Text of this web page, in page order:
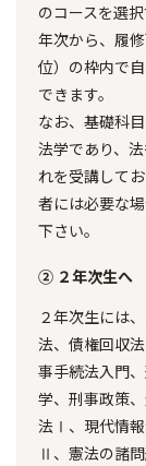
のコースを選
年次から、履
位）の枠内で
できます。
なお、基礎科
法学であり、
れを受講して
者には必要な
下さい。
② ２年次生へ
２年次生には
法、債権回収
事手続法入門
学、刑事政策
法Ⅰ、現代情
Ⅱ、憲法の諸